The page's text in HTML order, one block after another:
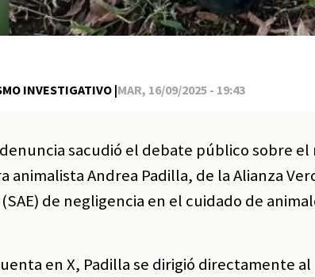
INVESTIGATIVO |MAR, 16/09/2025 - 19:43
sacudió el debate público sobre
animalista Andrea Padilla, de la Alianza
de negligencia en el cuidado de
en X, Padilla se dirigió directamente